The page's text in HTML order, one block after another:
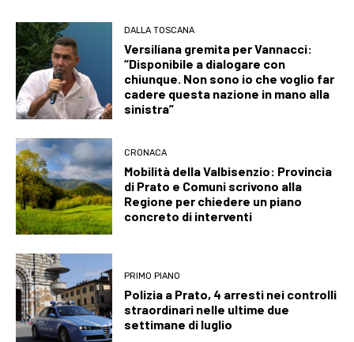
DALLA TOSCANA
Versiliana gremita per Vannacci:
“Disponibile a dialogare con
chiunque. Non sono io che voglio far
cadere questa nazione in mano alla
sinistra”
CRONACA
Mobilità della Valbisenzio: Provincia
di Prato e Comuni scrivono alla
Regione per chiedere un piano
concreto di interventi
PRIMO PIANO
Polizia a Prato, 4 arresti nei controlli
straordinari nelle ultime due
settimane di luglio